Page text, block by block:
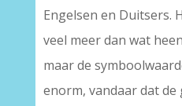
Engelsen en Duitsers.
veel meer dan wat
maar de
enorm, vandaar dat